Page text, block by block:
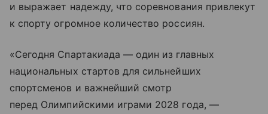
и выражает надежду, что соревнования привлекут
к спорту огромное количество россиян.
«Сегодня Спартакиада — один из главных
национальных стартов для сильнейших
спортсменов и важнейший смотр
перед Олимпийскими играми 2028 года, —